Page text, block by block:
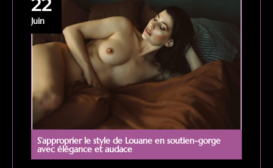
22
Juin
S’approprier le style de Louane en soutien-gorge
avec élégance et audace